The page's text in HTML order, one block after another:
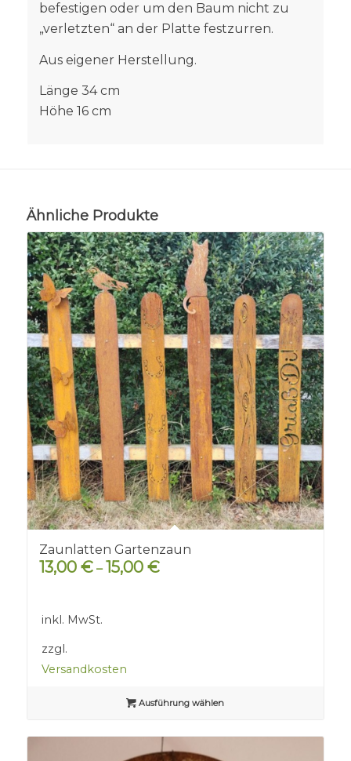
befestigen oder um den Baum nicht zu
„verletzten“ an der Platte festzurren.
Aus eigener Herstellung.
Länge 34 cm
Höhe 16 cm
Ähnliche Produkte
Zaunlatten Gartenzaun
13,00 €–15,00 €
inkl. MwSt.
zzgl.
Versandkosten
Ausführung wählen